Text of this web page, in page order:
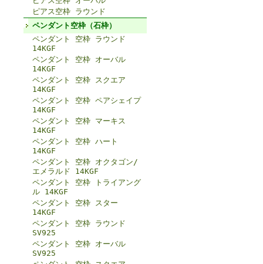
ピアス空枠 ラウンド
ペンダント空枠（石枠）
ペンダント 空枠 ラウンド
14KGF
ペンダント 空枠 オーバル
14KGF
ペンダント 空枠 スクエア
14KGF
ペンダント 空枠 ペアシェイプ
14KGF
ペンダント 空枠 マーキス
14KGF
ペンダント 空枠 ハート
14KGF
ペンダント 空枠 オクタゴン/
エメラルド 14KGF
ペンダント 空枠 トライアング
ル 14KGF
ペンダント 空枠 スター
14KGF
ペンダント 空枠 ラウンド
SV925
ペンダント 空枠 オーバル
SV925